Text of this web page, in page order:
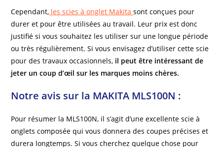
Cependant, les scies à onglet Makitasont conçues pour
durer et pour être utilisées au travail. Leur prix est donc
justifié si vous souhaitez les utiliser sur une longue période
ou très régulièrement. Si vous envisagez d’utiliser cette scie
pour des travaux occasionnels, il peut être intéressant de
jeter un coup d’œil sur les marques moins chères.
Notre avis sur la MAKITA MLS100N :
Pour résumer la MLS100N, il s’agit d’une excellente scie à
onglets composée qui vous donnera des coupes précises et
durera longtemps. Si vous cherchez quelque chose pour